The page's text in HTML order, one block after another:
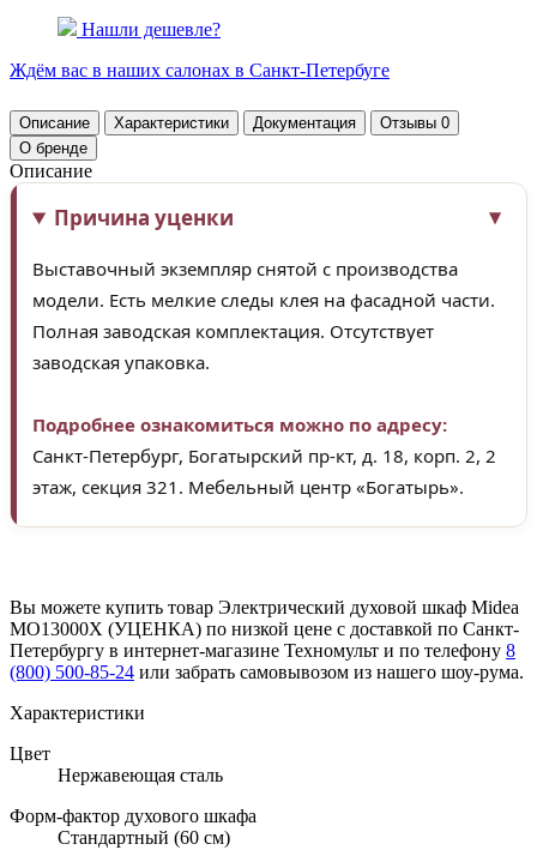
Нашли дешевле?
Ждём вас в наших салонах в Санкт-Петербуге
Описание Характеристики Документация Отзывы 0
О бренде
Описание
Причина уценки
Выставочный экземпляр снятой с производства
модели. Есть мелкие следы клея на фасадной части.
Полная заводская комплектация. Отсутствует
заводская упаковка.
Подробнее ознакомиться можно по адресу:
Санкт-Петербург, Богатырский пр-кт, д. 18, корп. 2, 2
этаж, секция 321. Мебельный центр «Богатырь».
Вы можете купить товар Электрический духовой шкаф Midea
MO13000X (УЦЕНКА) по низкой цене с доставкой по Санкт-
Петербургу в интернет-магазине Техномульт и по телефону 8
(800) 500-85-24 или забрать самовывозом из нашего шоу-рума.
Характеристики
Цвет
Нержавеющая сталь
Форм-фактор духового шкафа
Стандартный (60 см)